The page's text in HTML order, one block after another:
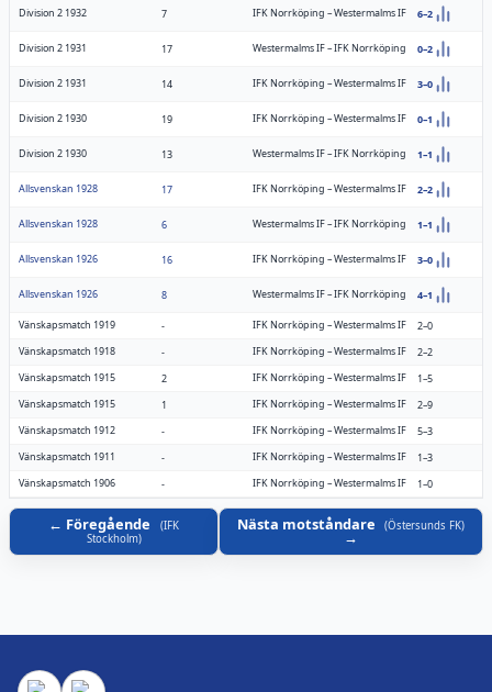
Division 2 1932 7 IFK Norrköping –Westermalms IF 6–2
Division 2 1931 17 Westermalms IF–IFK Norrköping 0–2
Division 2 1931 14 IFK Norrköping –Westermalms IF 3–0
Division 2 1930 19 IFK Norrköping –Westermalms IF 0–1
Division 2 1930 13 Westermalms IF–IFK Norrköping 1–1
Allsvenskan 1928 17 IFK Norrköping –Westermalms IF 2–2
Allsvenskan 1928 6 Westermalms IF–IFK Norrköping 1–1
Allsvenskan 1926 16 IFK Norrköping –Westermalms IF 3–0
Allsvenskan 1926 8 Westermalms IF–IFK Norrköping 4–1
Vänskapsmatch 1919 - IFK Norrköping –Westermalms IF
2–0
Vänskapsmatch 1918
- IFK Norrköping –Westermalms IF
2–2
Vänskapsmatch 1915
2 IFK Norrköping –Westermalms IF
1–5
Vänskapsmatch 1915
1 IFK Norrköping –Westermalms IF
2–9
Vänskapsmatch 1912
- IFK Norrköping –Westermalms IF
5–3
Vänskapsmatch 1911
- IFK Norrköping –Westermalms IF
1–3
Vänskapsmatch 1906
- IFK Norrköping –Westermalms IF 1–0
Föregående (IFK
Stockholm)
Nästa motståndare (Östersunds FK)